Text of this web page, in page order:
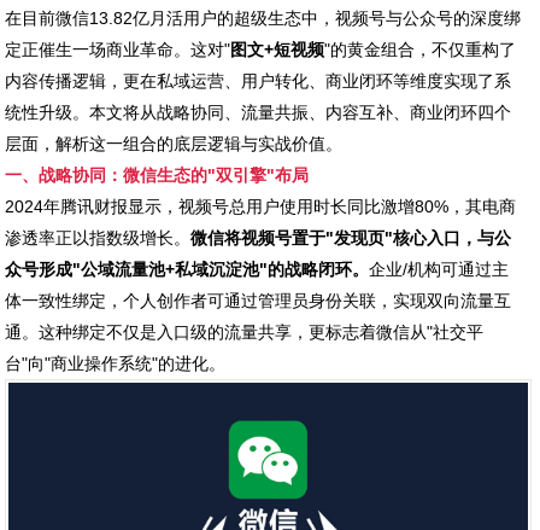
在目前微信13.82亿月活用户的超级生态中，视频号与公众号的深度绑
定正催生一场商业革命。这对"图文+短视频"的黄金组合，不仅重构了
内容传播逻辑，更在私域运营、用户转化、商业闭环等维度实现了系
统性升级。本文将从战略协同、流量共振、内容互补、商业闭环四个
层面，解析这一组合的底层逻辑与实战价值。
一、战略协同：微信生态的"双引擎"布局
2024年腾讯财报显示，视频号总用户使用时长同比激增80%，其电商
渗透率正以指数级增长。微信将视频号置于"发现页"核心入口，与公
众号形成"公域流量池+私域沉淀池"的战略闭环。企业/机构可通过主
体一致性绑定，个人创作者可通过管理员身份关联，实现双向流量互
通。这种绑定不仅是入口级的流量共享，更标志着微信从"社交平
台"向"商业操作系统"的进化。